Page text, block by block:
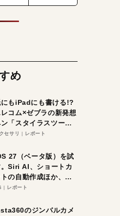
め
もiPadにも書ける!?
コム×ゼブラの新発想
「スタイラスツーウ
」レビュー。持ち替
セサリ レポート
27（ベータ版）を試
Siri AI、ショートカ
トの自動作成ほか、期
の便利機能5選。
来はすぐそこ！
レポート
のジンバルカメ